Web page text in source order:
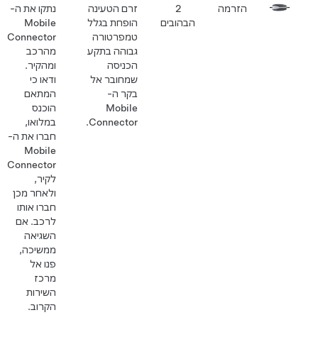
הזרמה
הבהובים
זרם הטעינה
הופחת בגלל
טמפרטורה
גבוהה בתקע
הכניסה
שמחובר אל
בקר ה-
Mobile
Connector.
נתקו את ה-
Mobile
Connector
מהרכב
ומהקיר.
ודאו כי
המתאם
הוכנס
במלואו,
חברו את ה-
Mobile
Connector
לקיר,
ולאחר מכן
חברו אותו
לרכב. אם
השגיאה
ממשיכה,
פנו אל
השירות
הקרוב.